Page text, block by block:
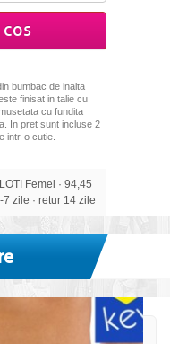
bumbac de inalta
finisat in talie cu
cu fundita
In pret sunt incluse 2
intr-o cutie.
Femei · 94,45
7 zile · retur 14 zile